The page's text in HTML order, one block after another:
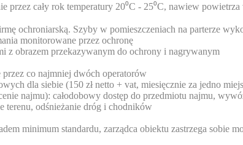
przez cały rok temperatury 20⁰C - 25⁰C, nawiew
ochroniarską. Szyby w pomieszczeniach na parterze
monitorowane przez ochronę
z obrazem przekazywanym do ochrony i nagrywanym
przez co najmniej dwóch operatorów
dla siebie (150 zł netto + vat, miesięcznie za jedno
najmu): całodobowy dostęp do przedmiotu najmu,
terenu, odśnieżanie dróg i chodników
minimum standardu, zarządca obiektu zastrzega sobie